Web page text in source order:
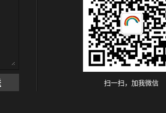
扫一扫，加我微信